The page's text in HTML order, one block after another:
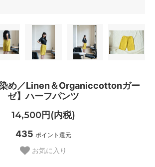
染め／Linen＆Organiccottonガー
ゼ】ハーフパンツ
14,500円(内税)
435 ポイント還元
お気に入り